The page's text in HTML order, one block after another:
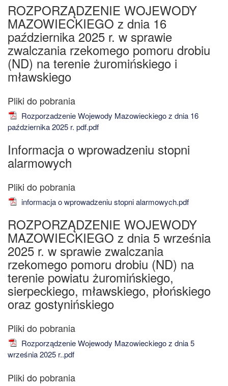
ROZPORZĄDZENIE WOJEWODY
MAZOWIECKIEGO z dnia 16
października 2025 r. w sprawie
zwalczania rzekomego pomoru drobiu
(ND) na terenie żuromińskiego i
mławskiego
Rozporzadzenie Wojewody Mazowieckiego z dnia 16
października 2025 r. pdf.pdf
Informacja o wprowadzeniu stopni
alarmowych
informacja o wprowadzeniu stopni alarmowych.pdf
ROZPORZĄDZENIE WOJEWODY
MAZOWIECKIEGO z dnia 5 września
2025 r. w sprawie zwalczania
rzekomego pomoru drobiu (ND) na
terenie powiatu żuromińskiego,
sierpeckiego, mławskiego, płońskiego
oraz gostynińskiego
Rozporządzenie Wojewody Mazowieckiego z dnia 5
września 2025 r..pdf